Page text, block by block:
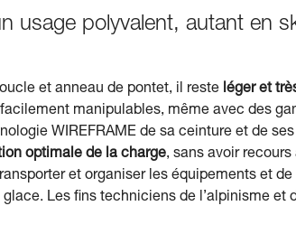
usage polyvalent, autant en
et anneau de pontet, il reste léger et
manipulables, même avec des
WIREFRAME de sa ceinture et de
optimale de la charge, sans avoir
et organiser les équipements et
Les fins techniciens de l’alpinisme et